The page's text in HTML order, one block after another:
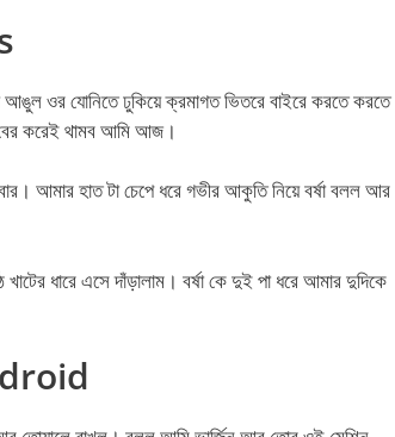
ওর যোনিতে ঢুকিয়ে ক্রমাগত ভিতরে বাইরে করতে করতে
করেই থামব আমি আজ।
আমার হাত টা চেপে ধরে গভীর আকুতি নিয়ে বর্ষা বলল আর
ধারে এসে দাঁড়ালাম। বর্ষা কে দুই পা ধরে আমার দুদিকে